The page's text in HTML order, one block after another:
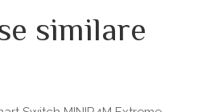
similare